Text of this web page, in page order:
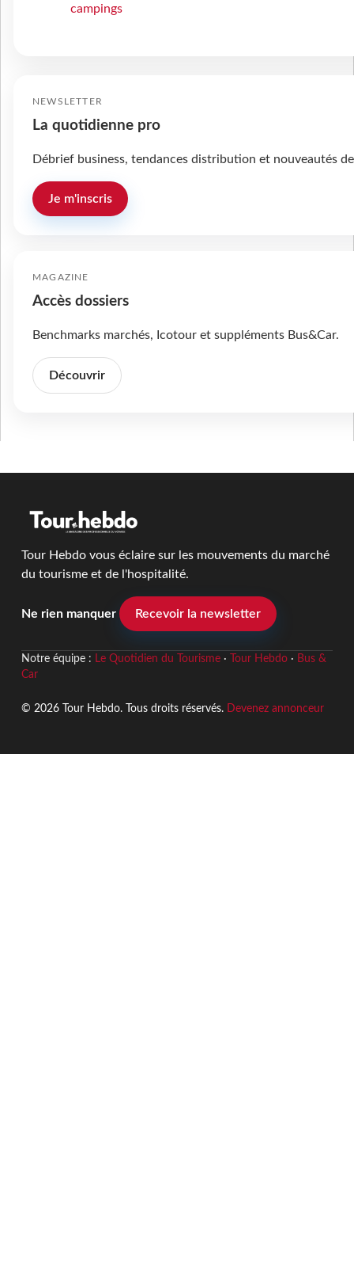
campings
NEWSLETTER
La quotidienne pro
Débrief business, tendances distribution et nouveautés
Je m'inscris
MAGAZINE
Accès dossiers
Benchmarks marchés, Icotour et suppléments Bus&Car.
Découvrir
Tour Hebdo vous éclaire sur les mouvements du marché
du tourisme et de l'hospitalité.
Ne rien manquer Recevoir la newsletter
Notre équipe : Le Quotidien du Tourisme· Tour Hebdo· Bus &
Car
© 2026 Tour Hebdo. Tous droits réservés. Devenez annonceur